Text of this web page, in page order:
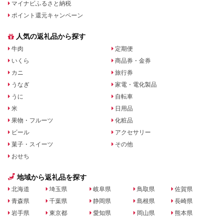
マイナビふるさと納税
ポイント還元キャンペーン
人気の返礼品から探す
牛肉
いくら
カニ
うなぎ
うに
米
果物・フルーツ
ビール
菓子・スイーツ
おせち
定期便
商品券・金券
旅行券
家電・電化製品
自転車
日用品
化粧品
アクセサリー
その他
地域から返礼品を探す
北海道
青森県
岩手県
埼玉県
千葉県
東京都
岐阜県
静岡県
愛知県
鳥取県
島根県
岡山県
佐賀県
長崎県
熊本県